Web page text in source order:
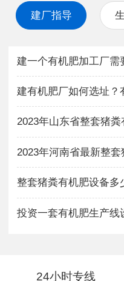
建厂指导
建有机肥厂如何选址？
整套猪粪有机肥设备多
投资一套有机肥生产线
24小时专线